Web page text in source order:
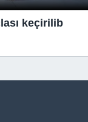
keçirilib